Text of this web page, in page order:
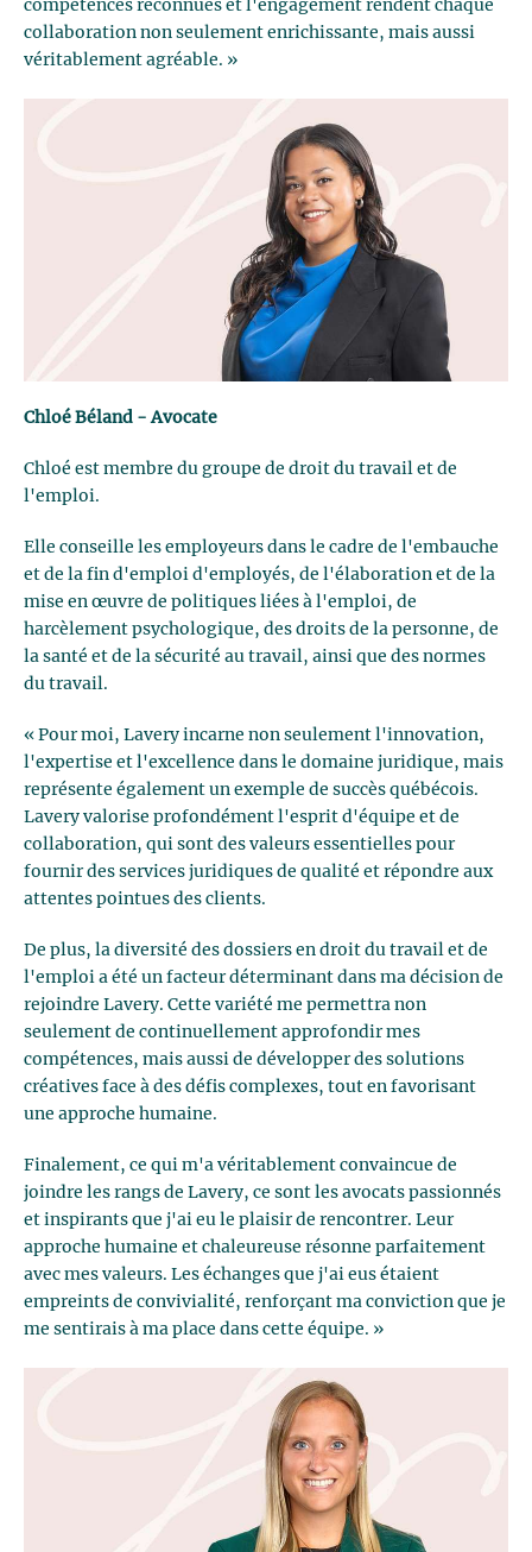
compétences reconnues et l'engagement rendent chaque
collaboration non seulement enrichissante, mais aussi
véritablement agréable. »
Chloé Béland - Avocate
Chloé est membre du groupe de droit du travail et de
l'emploi.
Elle conseille les employeurs dans le cadre de l'embauche
et de la fin d'emploi d'employés, de l'élaboration et de la
mise en œuvre de politiques liées à l'emploi, de
harcèlement psychologique, des droits de la personne, de
la santé et de la sécurité au travail, ainsi que des normes
du travail.
« Pour moi, Lavery incarne non seulement l'innovation,
l'expertise et l'excellence dans le domaine juridique, mais
représente également un exemple de succès québécois.
Lavery valorise profondément l'esprit d'équipe et de
collaboration, qui sont des valeurs essentielles pour
fournir des services juridiques de qualité et répondre aux
attentes pointues des clients.
De plus, la diversité des dossiers en droit du travail et de
l'emploi a été un facteur déterminant dans ma décision de
rejoindre Lavery. Cette variété me permettra non
seulement de continuellement approfondir mes
compétences, mais aussi de développer des solutions
créatives face à des défis complexes, tout en favorisant
une approche humaine.
Finalement, ce qui m'a véritablement convaincue de
joindre les rangs de Lavery, ce sont les avocats passionnés
et inspirants que j'ai eu le plaisir de rencontrer. Leur
approche humaine et chaleureuse résonne parfaitement
avec mes valeurs. Les échanges que j'ai eus étaient
empreints de convivialité, renforçant ma conviction que je
me sentirais à ma place dans cette équipe. »